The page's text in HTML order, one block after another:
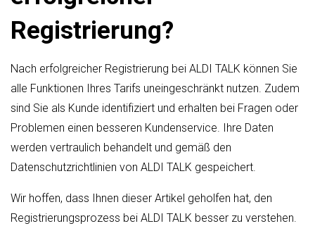
Registrierung?
Nach erfolgreicher Registrierung bei ALDI TALK können Sie
alle Funktionen Ihres Tarifs uneingeschränkt nutzen. Zudem
sind Sie als Kunde identifiziert und erhalten bei Fragen oder
Problemen einen besseren Kundenservice. Ihre Daten
werden vertraulich behandelt und gemäß den
Datenschutzrichtlinien von ALDI TALK gespeichert.
Wir hoffen, dass Ihnen dieser Artikel geholfen hat, den
Registrierungsprozess bei ALDI TALK besser zu verstehen.